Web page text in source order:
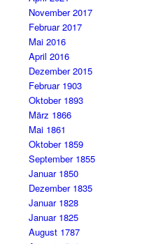
November 2017
Februar 2017
Mai 2016
April 2016
Dezember 2015
Februar 1903
Oktober 1893
März 1866
Mai 1861
Oktober 1859
September 1855
Januar 1850
Dezember 1835
Januar 1828
Januar 1825
August 1787